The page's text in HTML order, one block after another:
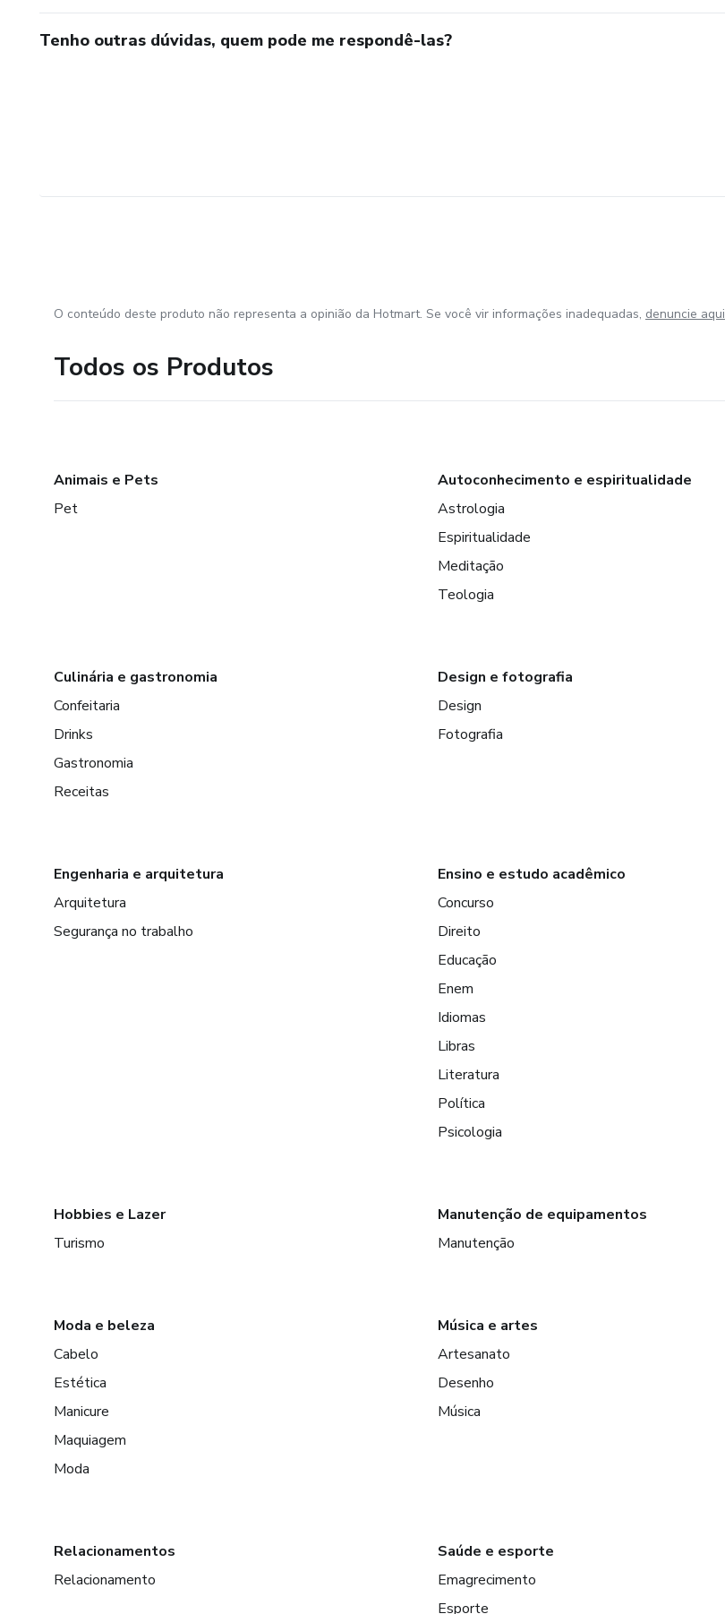
Tenho outras dúvidas, quem pode me respondê-las?
O conteúdo deste produto não representa a opinião da Hotmart. Se você vir informações inadequadas, denuncie aqui
Todos os Produtos
Animais e Pets
Pet
Autoconhecimento e espiritualidade
Astrologia
Espiritualidade
Meditação
Teologia
Culinária e gastronomia
Confeitaria
Drinks
Gastronomia
Receitas
Design e fotografia
Design
Fotografia
Engenharia e arquitetura
Arquitetura
Segurança no trabalho
Ensino e estudo acadêmico
Concurso
Direito
Educação
Enem
Idiomas
Libras
Literatura
Política
Psicologia
Hobbies e Lazer
Turismo
Manutenção de equipamentos
Manutenção
Moda e beleza
Cabelo
Estética
Manicure
Maquiagem
Moda
Música e artes
Artesanato
Desenho
Música
Relacionamentos
Relacionamento
Saúde e esporte
Emagrecimento
Esporte